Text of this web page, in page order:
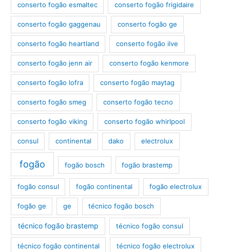
conserto fogão esmaltec conserto fogão frigidaire
conserto fogão gaggenau conserto fogão ge
conserto fogão heartland conserto fogão ilve
conserto fogão jenn air conserto fogão kenmore
conserto fogão lofra conserto fogão maytag
conserto fogão smeg conserto fogão tecno
conserto fogão viking conserto fogão whirlpool
consul continental dako electrolux
fogão fogão bosch fogão brastemp
fogão consul fogão continental fogão electrolux
fogão ge ge técnico fogão bosch
técnico fogão brastemp técnico fogão consul
técnico fogão continental técnico fogão electrolux